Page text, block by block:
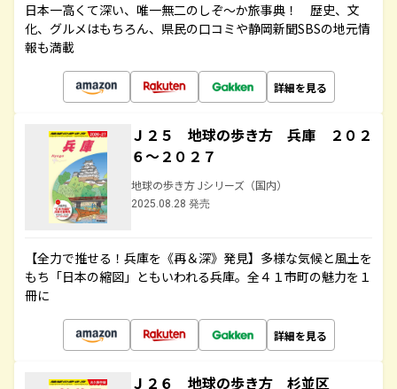
日本一高くて深い、唯一無二のしぞ～か旅事典！ 歴史、文
化、グルメはもちろん、県民の口コミや静岡新聞SBSの地元情
報も満載
詳細を見る
Ｊ２５ 地球の歩き方 兵庫 ２０２
６～２０２７
地球の歩き方 Jシリーズ（国内）
2025.08.28 発売
【全力で推せる！兵庫を《再＆深》発見】多様な気候と風土を
もち「日本の縮図」ともいわれる兵庫。全４１市町の魅力を１
冊に
詳細を見る
Ｊ２６ 地球の歩き方 杉並区